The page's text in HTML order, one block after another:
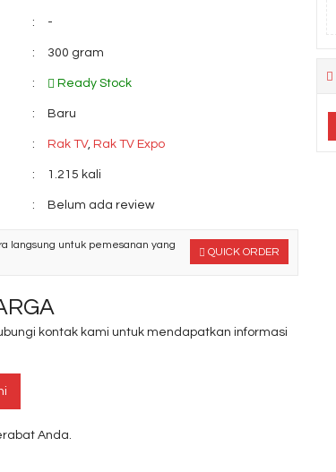
: -
: 300 gram
: Ready Stock
: Baru
: Rak TV, Rak TV Expo
: 1.215 kali
: Belum ada review
QUICK ORDER
langsung untuk pemesanan yang
kontak kami untuk mendapatkan informasi
Anda.